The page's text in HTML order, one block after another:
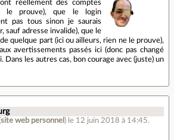
réellement des comptes
le prouve), que le login
pas tous sinon je saurais
sauf adresse invalide), que le
quelque part (ici ou ailleurs, rien ne le prouve),
avertissements passés ici (donc pas changé
Dans les autres cas, bon courage avec (juste) un
site web personnel ) le 12 juin 2018 à 14:45.